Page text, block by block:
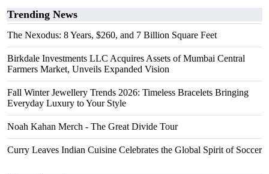
Trending News
The Nexodus: 8 Years, $260, and 7 Billion Square Feet
Birkdale Investments LLC Acquires Assets of Mumbai Central
Farmers Market, Unveils Expanded Vision
Fall Winter Jewellery Trends 2026: Timeless Bracelets Bringing
Everyday Luxury to Your Style
Noah Kahan Merch - The Great Divide Tour
Curry Leaves Indian Cuisine Celebrates the Global Spirit of Soccer